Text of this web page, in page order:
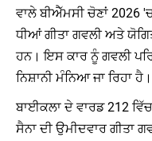
ਵਾਲੇ ਬੀਐੱਮਸੀ ਚੋਣਾਂ 2026
ਧੀਆਂ ਗੀਤਾ ਗਵਲੀ ਅਤੇ
ਹਨ। ਇਸ ਕਾਰ ਨੂੰ ਗਵਲੀ
ਨਿਸ਼ਾਨੀ ਮੰਨਿਆ ਜਾ ਰਿਹਾ ਹੈ।
ਬਾਈਕਲਾ ਦੇ ਵਾਰਡ 212
ਸੈਨਾ ਦੀ ਉਮੀਦਵਾਰ ਗੀਤਾ